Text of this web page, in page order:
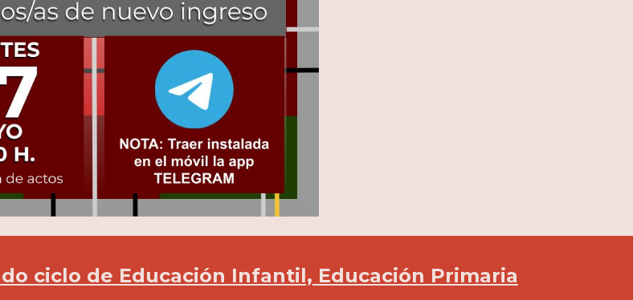
ciclo de Educación Infantil, Educación Primaria